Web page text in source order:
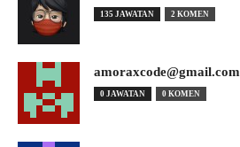
135 JAWATAN 2 KOMEN
amoraxcode@gmail.com
0 JAWATAN 0 KOMEN